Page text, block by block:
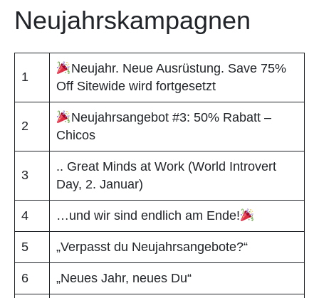
Neujahrskampagnen
1
Neujahr. Neue Ausrüstung. Save 75%
Off Sitewide wird fortgesetzt
2
Neujahrsangebot #3: 50% Rabatt –
Chicos
3
.. Great Minds at Work (World Introvert
Day, 2. Januar)
4 …und wir sind endlich am Ende!
5 „Verpasst du Neujahrsangebote?“
6 „Neues Jahr, neues Du“